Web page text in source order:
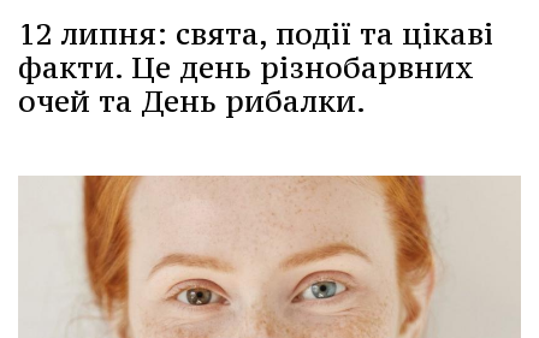
12 липня: свята, події та цікаві
факти. Це день різнобарвних
очей та День рибалки.